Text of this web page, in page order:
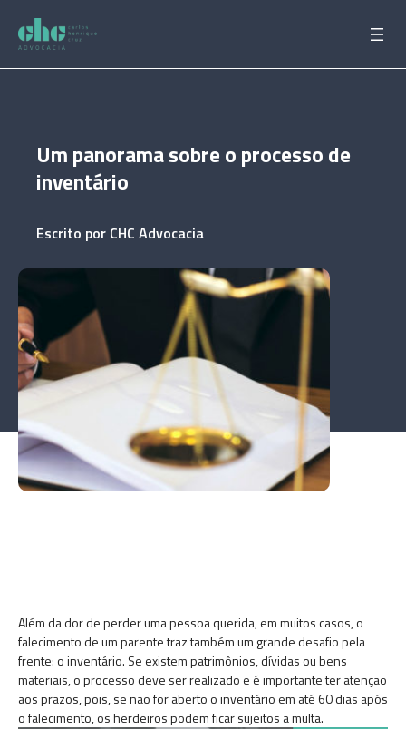
para
conteúdo
Um panorama sobre o processo de
inventário
Escrito por CHC Advocacia
Além da dor de perder uma pessoa querida, em muitos casos, o
falecimento de um parente traz também um grande desafio pela
frente: o inventário. Se existem patrimônios, dívidas ou bens
materiais, o processo deve ser realizado e é importante ter atenção
aos prazos, pois, se não for aberto o inventário em até 60 dias após
o falecimento, os herdeiros podem ficar sujeitos a multa.